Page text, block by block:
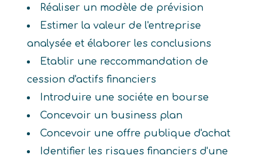
Réaliser un modèle de prévision
Estimer la valeur de l'entreprise
analysée et élaborer les conclusions
Etablir une reccommandation de
cession d'actifs financiers
Introduire une sociéte en bourse
Concevoir un business plan
Concevoir une offre publique d'achat
Identifier les risques financiers d'une